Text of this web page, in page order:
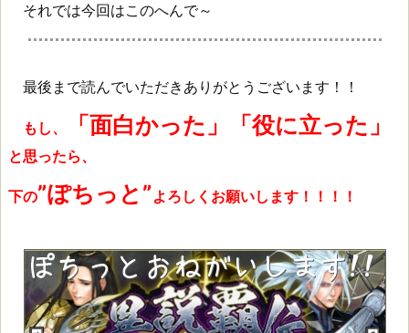
それでは今回はこのへんで～
最後まで読んでいただきありがとうございます！！
もし、 「面白かった」「役に立った」
と思ったら、
下の”ぽちっと”よろしくお願いします！！！！